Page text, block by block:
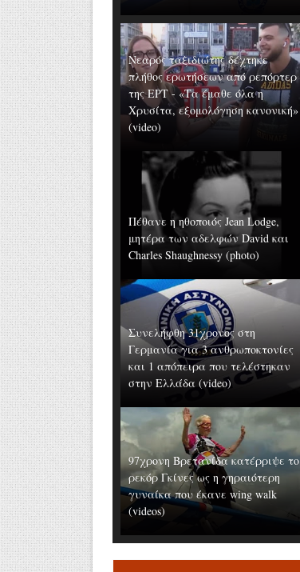
Νεαρός ταξιδιώτης δέχτηκε
πλήθος ερωτήσεων από ρεπόρτερ
της ΕΡΤ - «Τα έμαθε όλα η
Χρυσίτα, εξομολόγηση κανονική»
(video)
Πέθανε η ηθοποιός Jean Lodge,
μητέρα των αδελφών David και
Charles Shaughnessy (photo)
Συνελήφθη 31χρονος στη
Γερμανία για 3 ανθρωποκτονίες
και 1 απόπειρα που τελέστηκαν
στην Ελλάδα (video)
97χρονη Βρετανίδα κατέρριψε το
ρεκόρ Γκίνες ως η γηραιότερη
γυναίκα που έκανε wing walk
(videos)